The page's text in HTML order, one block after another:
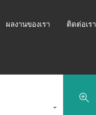
ผลงานของเรา ติดต่อเรา